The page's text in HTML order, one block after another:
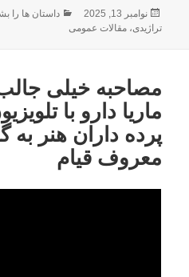
ارسال
شده
نوامبر 13, 2025 دسته‌ها
داستان ها را
تراژیدی،مقالات عمومی
مصاحبه خیلی
ماریا دارو با
پرده داران هنر به
معروف قیام